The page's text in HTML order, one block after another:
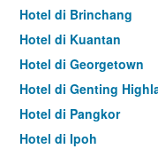
Hotel di Brinchang
Hotel di Kuantan
Hotel di Georgetown
Hotel di Genting
Hotel di Pangkor
Hotel di Ipoh